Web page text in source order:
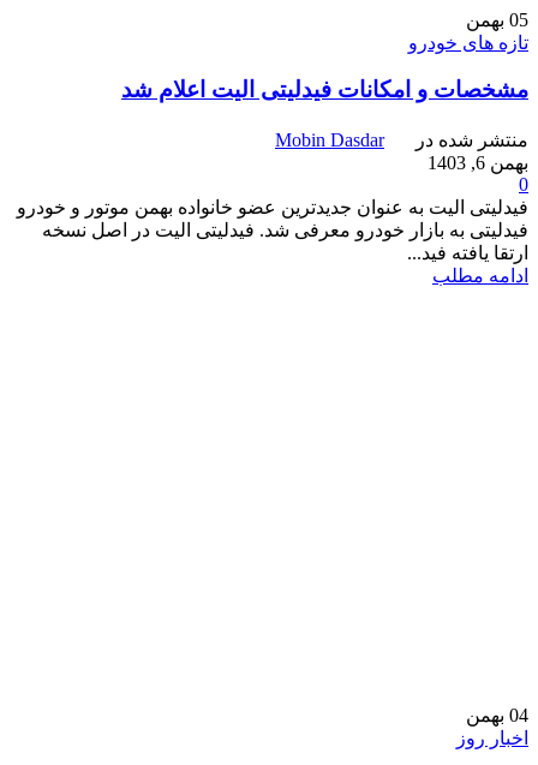
05 بهمن
تازه های خودرو
مشخصات و امکانات فیدلیتی الیت اعلام شد
منتشر شده در
Mobin Dasdar
بهمن 6, 1403
0
فیدلیتی الیت به عنوان جدیدترین عضو خانواده بهمن موتور و خودرو
فیدلیتی به بازار خودرو معرفی شد. فیدلیتی الیت در اصل نسخه
ارتقا یافته فید...
ادامه مطلب
04 بهمن
اخبار روز